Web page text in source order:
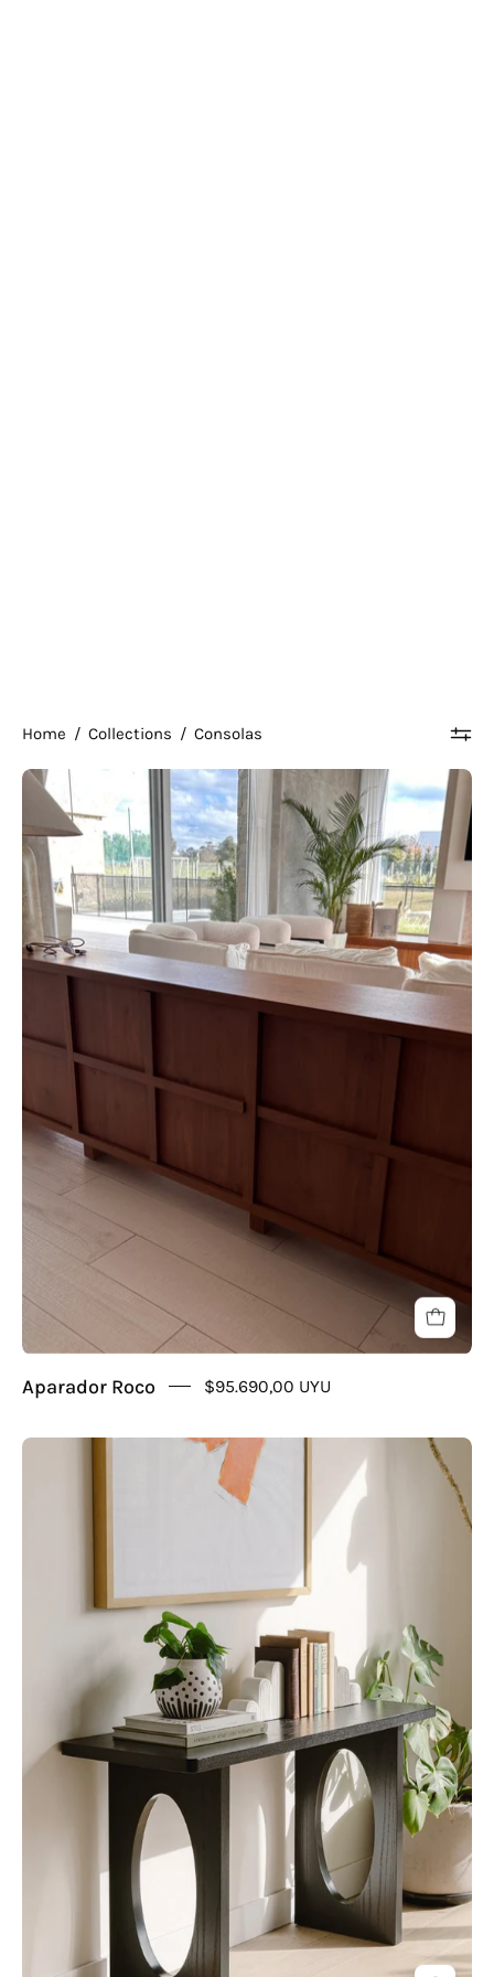
Home / Collections / Consolas
Aparador
Roco
Aparador Roco $95.690,00 UYU
Consola
Ring